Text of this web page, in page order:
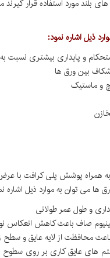
ذیل اشاره نمود:
و پایداری بیشتری
بین ورق ها
و ماستیک
ها می توان به موارد ذیل اشاره
و طول عمر طولانی
صاف باعث کاهش انعکاس
محافظت از لایه عایق و